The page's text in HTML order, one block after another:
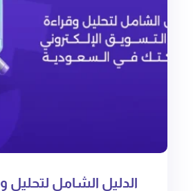
الدليل الشامل لتحليل